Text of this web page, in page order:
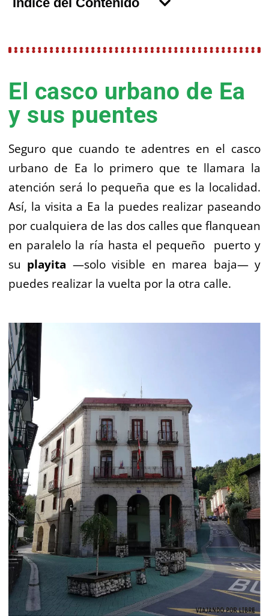
El casco urbano de Ea
y sus puentes
Seguro que cuando te adentres en el casco
urbano de Ea lo primero que te llamara la
atención será lo pequeña que es la localidad.
Así, la visita a Ea la puedes realizar paseando
por cualquiera de las dos calles que flanquean
en paralelo la ría hasta el pequeño puerto y
su playita —solo visible en marea baja— y
puedes realizar la vuelta por la otra calle.